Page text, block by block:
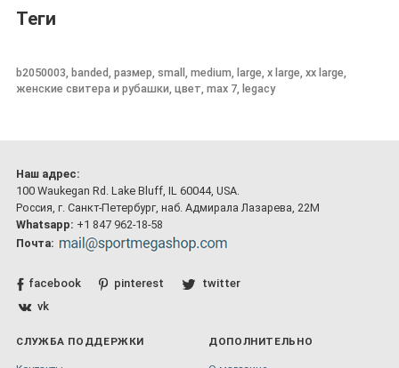
Теги
b2050003, banded, размер, small, medium, large, x large, xx large,
женские свитера и рубашки, цвет, max 7, legacy
Наш адрес:
100 Waukegan Rd. Lake Bluff, IL 60044, USA.
Россия, г. Санкт-Петербург, наб. Адмирала Лазарева, 22М
Whatsapp: +1 847 962-18-58
Почта:
facebook pinterest
twitter
vk
СЛУЖБА ПОДДЕРЖКИ ДОПОЛНИТЕЛЬНО